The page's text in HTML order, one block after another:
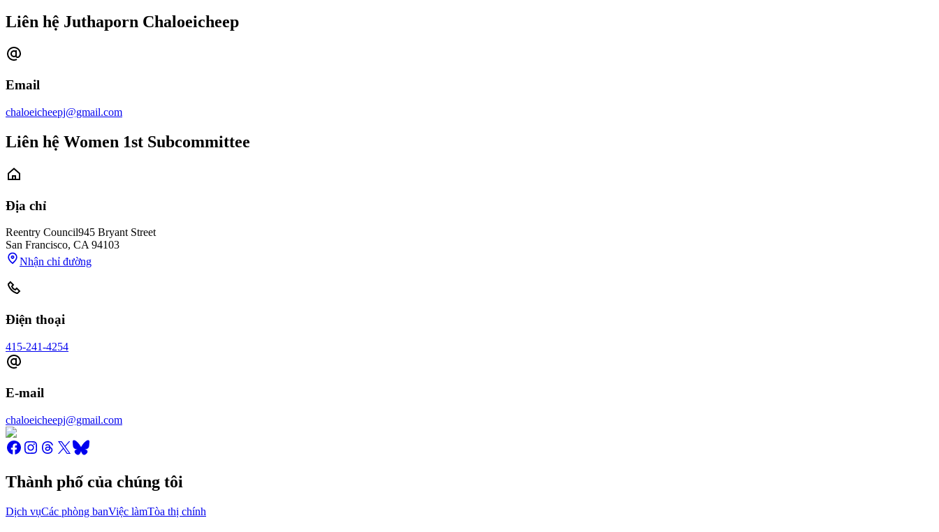
Liên hệ Juthaporn Chaloeicheep
Email
chaloeicheepj@gmail.com
Liên hệ Women 1st Subcommittee
Địa chỉ
Reentry Council945 Bryant Street
San Francisco, CA 94103
Nhận chỉ đường
Điện thoại
415-241-4254
E-mail
chaloeicheepj@gmail.com
Thành phố của chúng tôi
Dịch vụCác phòng banViệc làmTòa thị chính